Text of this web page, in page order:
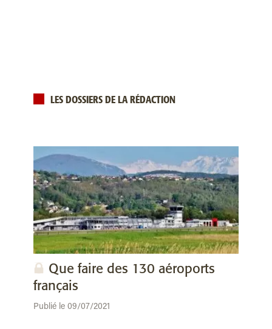
LES DOSSIERS DE LA RÉDACTION
Que faire des 130 aéroports
français
Publié le 09/07/2021